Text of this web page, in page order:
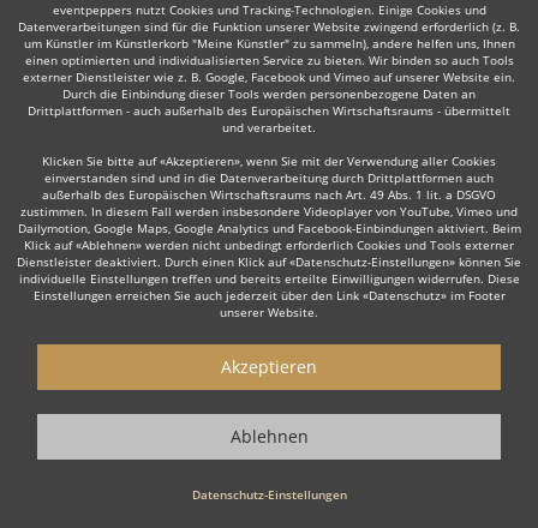
eventpeppers nutzt Cookies und Tracking-Technologien. Einige Cookies und
Datenverarbeitungen sind für die Funktion unserer Website zwingend erforderlich (z. B.
um Künstler im Künstlerkorb "Meine Künstler" zu sammeln), andere helfen uns, Ihnen
einen optimierten und individualisierten Service zu bieten. Wir binden so auch Tools
externer Dienstleister wie z. B. Google, Facebook und Vimeo auf unserer Website ein.
Durch die Einbindung dieser Tools werden personenbezogene Daten an
Drittplattformen - auch außerhalb des Europäischen Wirtschaftsraums - übermittelt
und verarbeitet.
Klicken Sie bitte auf «Akzeptieren», wenn Sie mit der Verwendung aller Cookies
einverstanden sind und in die Datenverarbeitung durch Drittplattformen auch
außerhalb des Europäischen Wirtschaftsraums nach Art. 49 Abs. 1 lit. a DSGVO
zustimmen. In diesem Fall werden insbesondere Videoplayer von YouTube, Vimeo und
Dailymotion, Google Maps, Google Analytics und Facebook-Einbindungen aktiviert. Beim
Klick auf «Ablehnen» werden nicht unbedingt erforderlich Cookies und Tools externer
Dienstleister deaktiviert. Durch einen Klick auf «Datenschutz-Einstellungen» können Sie
individuelle Einstellungen treffen und bereits erteilte Einwilligungen widerrufen. Diese
Einstellungen erreichen Sie auch jederzeit über den Link «Datenschutz» im Footer
unserer Website.
Datenschutz-Einstellungen
Akzeptieren
Ablehnen